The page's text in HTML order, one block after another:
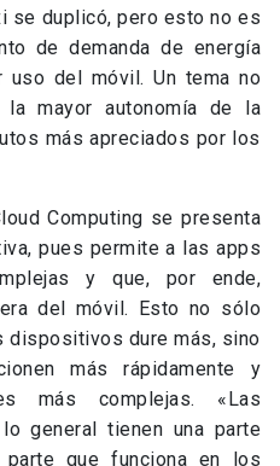
se duplicó, pero esto no es
de demanda de energía
uso del móvil. Un tema no
la mayor autonomía de la
más apreciados por los
Computing se presenta
pues permite a las apps
y que, por ende,
del móvil. Esto no sólo
dispositivos dure más, sino
más rápidamente y
más complejas. «Las
general tienen una parte
que funciona en los